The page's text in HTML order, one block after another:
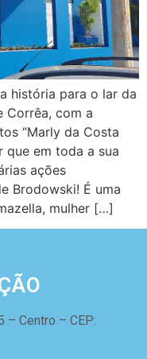
história para o lar da
Corrêa, com a
“Marly da Costa
que em toda a sua
ações
Brodowski! É uma
mulher […]
– Centro – CEP: